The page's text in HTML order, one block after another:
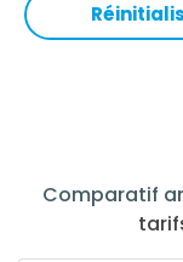
Comparatif